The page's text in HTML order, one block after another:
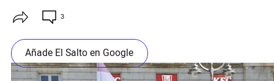
3
Añade El Salto en Google